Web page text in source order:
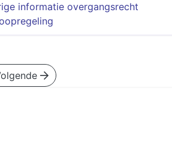
informatie overgangsrecht